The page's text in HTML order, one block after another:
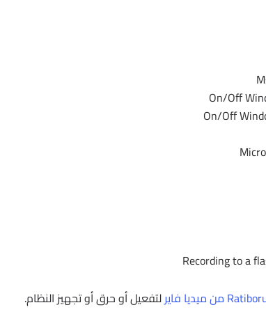
لتفعيل أو حرق أو تجهيز النظام.